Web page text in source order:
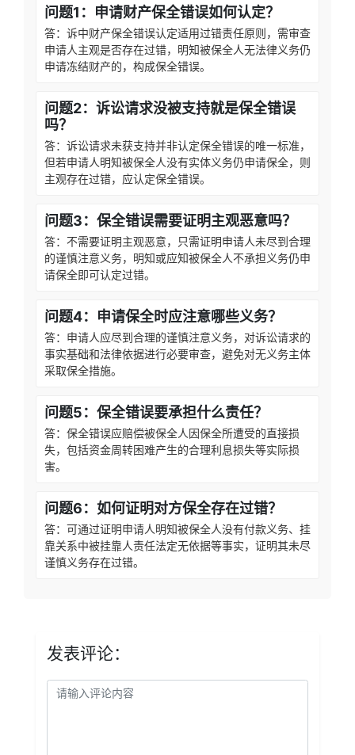
问题1：申请财产保全错误如何认定？
答：诉中财产保全错误认定适用过错责任原则，需审查
申请人主观是否存在过错，明知被保全人无法律义务仍
申请冻结财产的，构成保全错误。
问题2：诉讼请求没被支持就是保全错误
吗？
答：诉讼请求未获支持并非认定保全错误的唯一标准，
但若申请人明知被保全人没有实体义务仍申请保全，则
主观存在过错，应认定保全错误。
问题3：保全错误需要证明主观恶意吗？
答：不需要证明主观恶意，只需证明申请人未尽到合理
的谨慎注意义务，明知或应知被保全人不承担义务仍申
请保全即可认定过错。
问题4：申请保全时应注意哪些义务？
答：申请人应尽到合理的谨慎注意义务，对诉讼请求的
事实基础和法律依据进行必要审查，避免对无义务主体
采取保全措施。
问题5：保全错误要承担什么责任？
答：保全错误应赔偿被保全人因保全所遭受的直接损
失，包括资金周转困难产生的合理利息损失等实际损
害。
问题6：如何证明对方保全存在过错？
答：可通过证明申请人明知被保全人没有付款义务、挂
靠关系中被挂靠人责任法定无依据等事实，证明其未尽
谨慎义务存在过错。
发表评论：